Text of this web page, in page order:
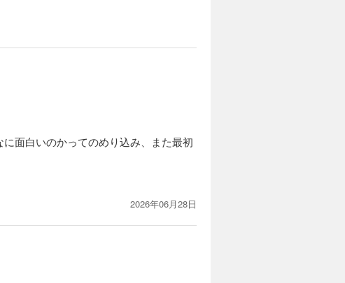
面白いのかってのめり込み、また最初
2026年06月28日